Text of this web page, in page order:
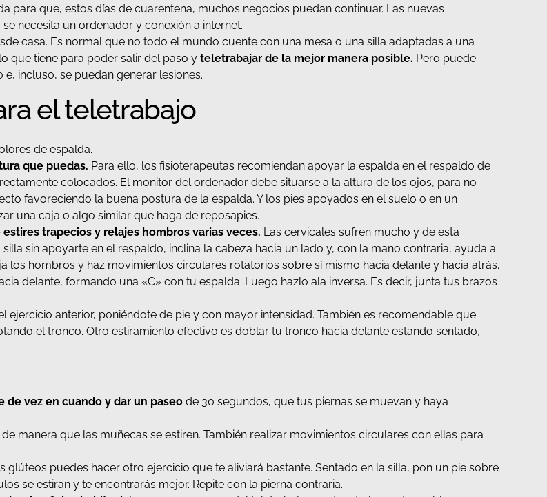
para que, estos días de cuarentena, muchos negocios puedan continuar. Las nuevas
necesita un ordenador y conexión a internet.
casa. Es normal que no todo el mundo cuente con una mesa o una silla adaptadas a una
que tiene para poder salir del paso yteletrabajar de la mejor manera posible. Pero puede
incluso, se puedan generar lesiones.
el teletrabajo
de espalda.
que puedas. Para ello, los fisioterapeutas recomiendan apoyar la espalda en el respaldo de
colocados. El monitor del ordenador debe situarse a la altura de los ojos, para no
favoreciendo la buena postura de la espalda. Y los pies apoyados en el suelo o en un
una caja o algo similar que haga de reposapies.
trapecios y relajes hombros varias veces. Las cervicales sufren mucho y de esta
sin apoyarte en el respaldo, inclina la cabeza hacia un lado y, con la mano contraria, ayuda a
los hombros y haz movimientos circulares rotatorios sobre sí mismo hacia delante y hacia atrás.
delante, formando una «C» con tu espalda. Luego hazlo ala inversa. Es decir, junta tus brazos
ejercicio anterior, poniéndote de pie y con mayor intensidad. También es recomendable que
el tronco. Otro estiramiento efectivo es doblar tu tronco hacia delante estando sentado,
de vez en cuando y dar un paseo de 30 segundos, que tus piernas se muevan y haya
manera que las muñecas se estiren. También realizar movimientos circulares con ellas para
puedes hacer otro ejercicio que te aliviará bastante. Sentado en la silla, pon un pie sobre
se estiran y te encontrarás mejor. Repite con la pierna contraria.